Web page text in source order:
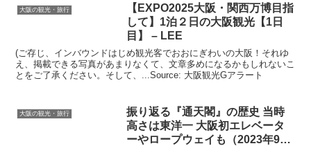
大阪の観光・旅行 【EXPO2025大阪 ・関西万博目指
して】1泊２日の大阪観光 【1日
目】 – LEE
(ご存じ、インバウンドはじめ観光客でおおにぎわいの大阪！それゆ
え、掲載できる写真があまりなくて、文章多めになるかもしれないこ
とをご了承ください。そして、...Source: 大阪観光Gアラート
大阪の観光・旅行
振り返る『通天閣』の歴史 当時
高さは東洋一 大阪初エレベータ
ーやロープウェイも（2023年9月